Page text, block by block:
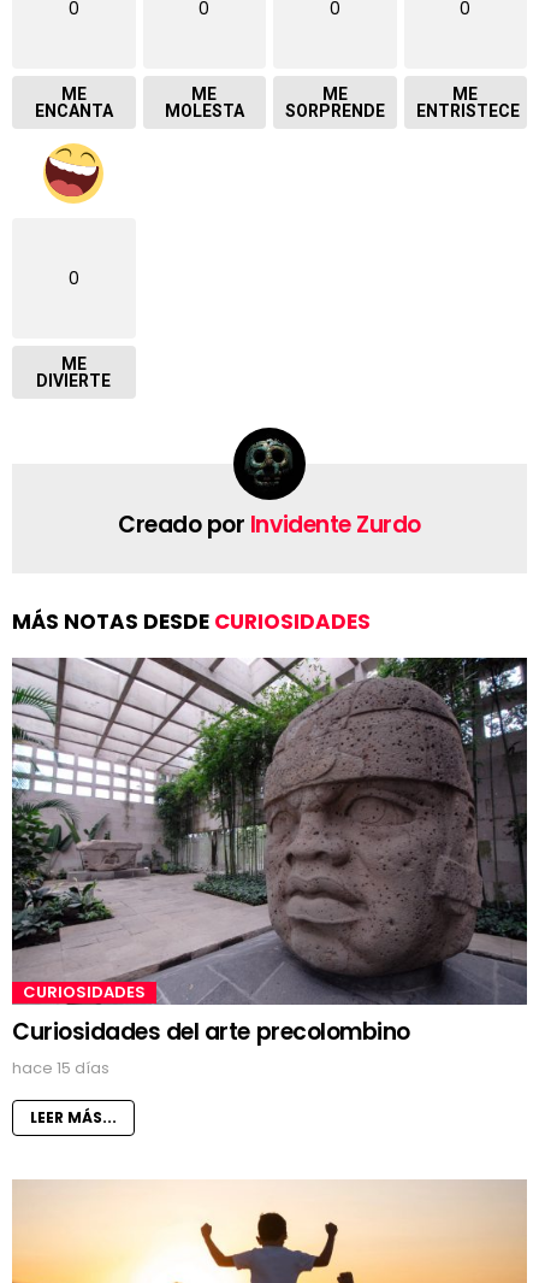
0
ME
ENCANTA
0
ME
MOLESTA
0
ME
SORPRENDE
0
ME
ENTRISTECE
0
ME
DIVIERTE
Creado por Invidente Zurdo
MÁS NOTAS DESDE CURIOSIDADES
CURIOSIDADES
Curiosidades del arte precolombino
hace 15 días
LEER MÁS...